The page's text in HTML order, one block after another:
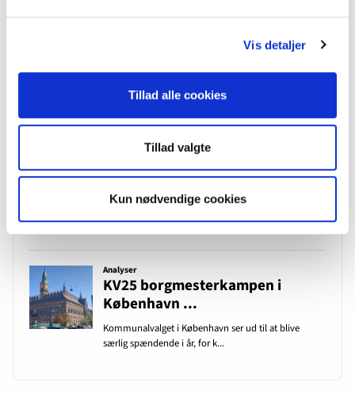
Vis detaljer
Tillad alle cookies
Tillad valgte
Kun nødvendige cookies